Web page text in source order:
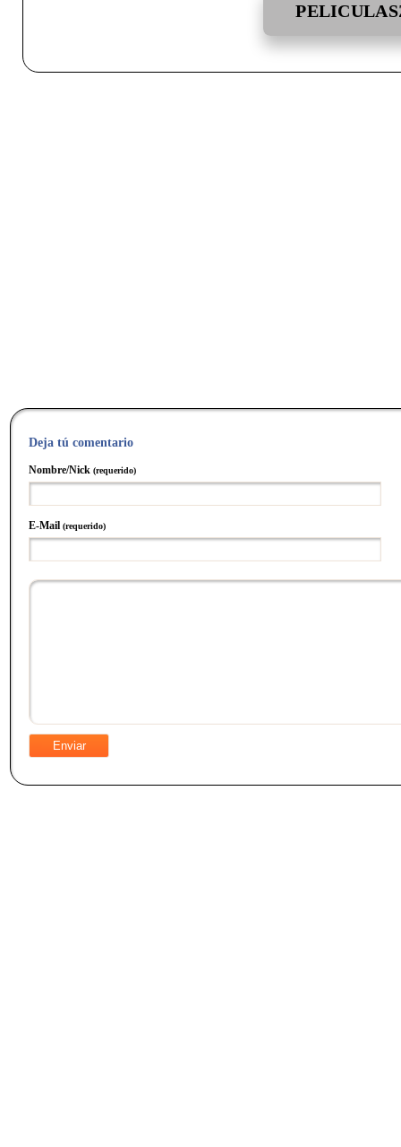
Deja tú comentario
Nombre/Nick (requerido)
E-Mail (requerido)